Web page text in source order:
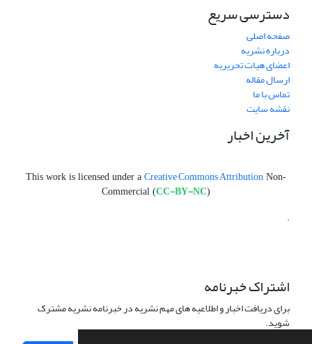
دسترسی سریع
صفحه اصلی
درباره نشریه
اعضای هیات تحریریه
ارسال مقاله
تماس با ما
نقشه سایت
آخرین اخبار
This work is licensed under a Creative Commons Attribution Non-
Commercial (CC-BY-NC)
.
اشتراک خبرنامه
برای دریافت اخبار و اطلاعیه های مهم نشریه در خبرنامه نشریه مشترک
شوید.